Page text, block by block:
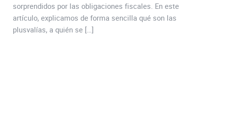
sorprendidos por las obligaciones fiscales. En este
artículo, explicamos de forma sencilla qué son las
plusvalías, a quién se […]